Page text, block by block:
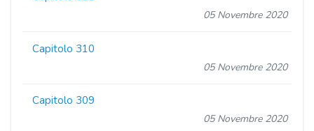
05 Novembre 2020
Capitolo 310
05 Novembre 2020
Capitolo 309
05 Novembre 2020